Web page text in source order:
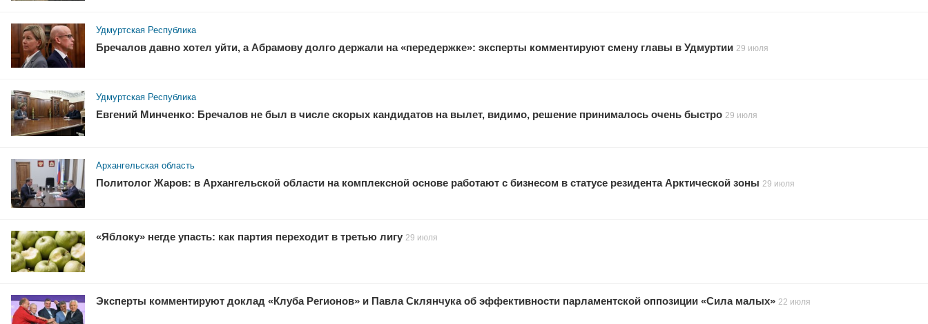
Удмуртская Республика
Бречалов давно хотел уйти, а Абрамову долго держали на «передержке»: эксперты комментируют смену главы в Удмуртии 29 июля
Удмуртская Республика
Евгений Минченко: Бречалов не был в числе скорых кандидатов на вылет, видимо, решение принималось очень быстро 29 июля
Архангельская область
Политолог Жаров: в Архангельской области на комплексной основе работают с бизнесом в статусе резидента Арктической зоны 29 июля
«Яблоку» негде упасть: как партия переходит в третью лигу 29 июля
Эксперты комментируют доклад «Клуба Регионов» и Павла Склянчука об эффективности парламентской оппозиции «Сила малых» 22 июля